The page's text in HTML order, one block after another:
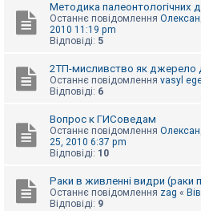
Методика палеонтологічних
Останнє повідомлення
2010 11:19 pm
Відповіді: 5
2ТП-мисливство як джерело
Останнє повідомлення vasyl
Відповіді: 6
Вопрос к ГИСоведам
Останнє повідомлення
25, 2010 6:37 pm
Відповіді: 10
Раки в живленні видри (раки
Останнє повідомлення zag «
Відповіді: 9